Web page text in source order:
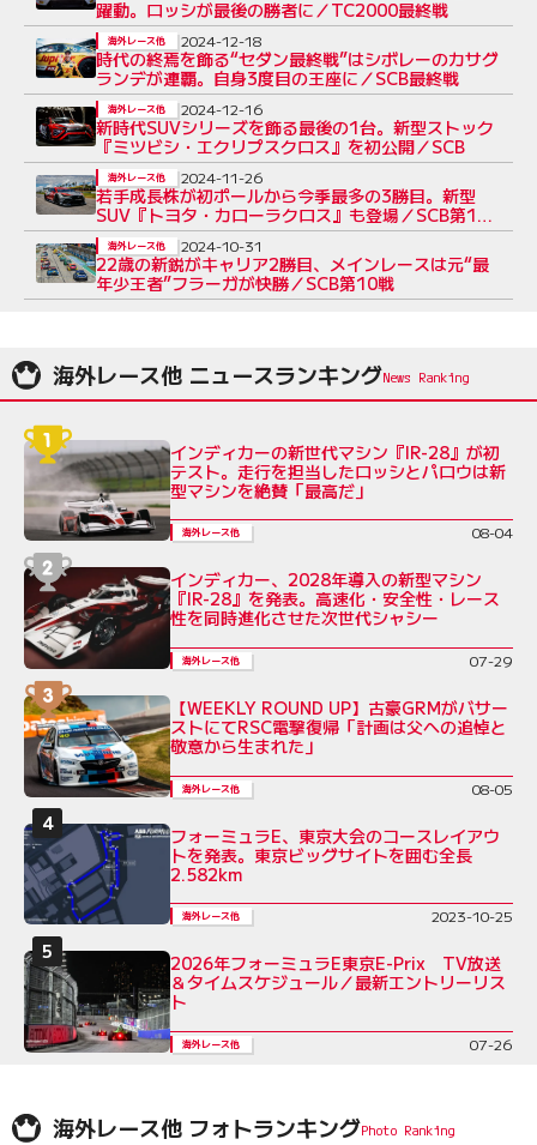
躍動。ロッシが最後の勝者に／TC2000最終戦
時代の終焉を飾る“セダン最終戦”はシボレーのカサグ
ランデが連覇。自身3度目の王座に／SCB最終戦
海外レース他 2024-12-18
新時代SUVシリーズを飾る最後の1台。新型ストック
『ミツビシ・エクリプスクロス』を初公開／SCB
海外レース他 2024-12-16
若手成長株が初ポールから今季最多の3勝目。新型
SUV『トヨタ・カローラクロス』も登場／SCB第11
戦
海外レース他 2024-11-26
22歳の新鋭がキャリア2勝目、メインレースは元“最
年少王者”フラーガが快勝／SCB第10戦
海外レース他 2024-10-31
海外レース他 ニュースランキング
インディカーの新世代マシン『IR-28』が初
テスト。走行を担当したロッシとパロウは新
型マシンを絶賛「最高だ」
海外レース他 08-04
インディカー、2028年導入の新型マシン
『IR-28』を発表。高速化・安全性・レース
性を同時進化させた次世代シャシー
海外レース他 07-29
【WEEKLY ROUND UP】古豪GRMがバサー
ストにてRSC電撃復帰「計画は父への追悼と
敬意から生まれた」
海外レース他 08-05
フォーミュラE、東京大会のコースレイアウ
トを発表。東京ビッグサイトを囲む全長
2.582km
海外レース他 2023-10-25
2026年フォーミュラE東京E-Prix TV放送
＆タイムスケジュール／最新エントリーリス
ト
海外レース他 07-26
海外レース他 フォトランキング